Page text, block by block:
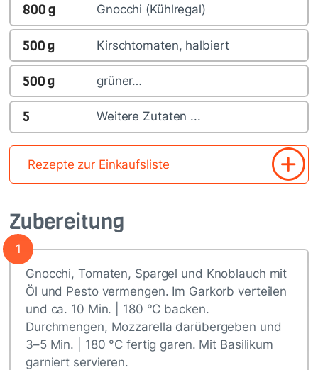
Zubereitung
1
Gnocchi, Tomaten, Spargel und Knoblauch mit
Öl und Pesto vermengen. Im Garkorb verteilen
und ca. 10 Min. | 180 °C backen.
Durchmengen, Mozzarella darübergeben und
3–5 Min. | 180 °C fertig garen. Mit Basilikum
garniert servieren.
800g Gnocchi (Kühlregal)
500g Kirschtomaten, halbiert
500g grüner…
5 Weitere Zutaten ...
Rezepte zur Einkaufsliste